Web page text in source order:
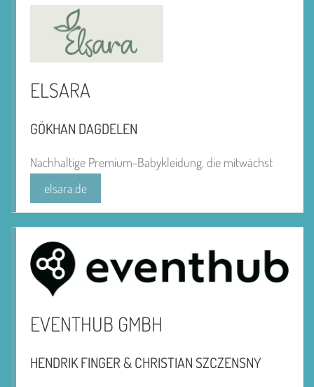
ELSARA
GÖKHAN DAGDELEN
Nachhaltige Premium-Babykleidung, die mitwächst
elsara.de
EVENTHUB GMBH
HENDRIK FINGER & CHRISTIAN SZCZENSNY